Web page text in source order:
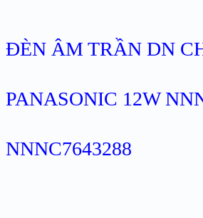
ĐÈN ÂM TRẦN DN
PANASONIC 12W
NNNC7643288